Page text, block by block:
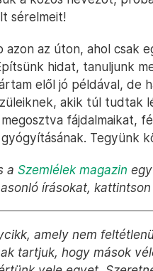
sérelmeit!
azon az úton, ahol csak
hidat, tanuljunk
elől jó példával, de
akik túl tudtak
fájdalmaikat,
Tegyünk
a Szemlélek magazin
írásokat,
amely nem
tartjuk, hogy mások